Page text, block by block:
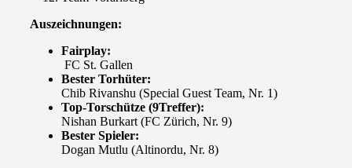
Auszeichnungen:
Fairplay:
FC St. Gallen
Bester Torhüter:
Chib Rivanshu (Special Guest Team, Nr. 1)
Top-Torschütze (9Treffer):
Nishan Burkart (FC Zürich, Nr. 9)
Bester Spieler:
Dogan Mutlu (Altinordu, Nr. 8)